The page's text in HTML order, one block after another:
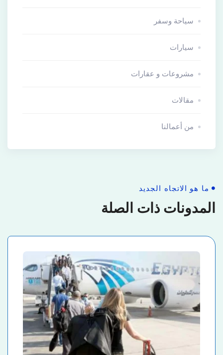
سياحة وسفر
سيارات
مشروعات و عقارات
مقالات
من أعمالنا
ما هو الاتجاه الجديد
المدونات ذات الصلة